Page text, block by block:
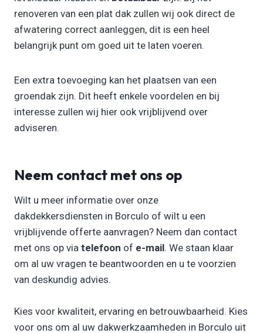
renoveren van een plat dak zullen wij ook direct de
afwatering correct aanleggen, dit is een heel
belangrijk punt om goed uit te laten voeren.
Een extra toevoeging kan het plaatsen van een
groendak zijn. Dit heeft enkele voordelen en bij
interesse zullen wij hier ook vrijblijvend over
adviseren.
Neem contact met ons op
Wilt u meer informatie over onze
dakdekkersdiensten in Borculo of wilt u een
vrijblijvende offerte aanvragen? Neem dan contact
met ons op via telefoon of e-mail. We staan klaar
om al uw vragen te beantwoorden en u te voorzien
van deskundig advies.
Kies voor kwaliteit, ervaring en betrouwbaarheid. Kies
voor ons om al uw dakwerkzaamheden in Borculo uit